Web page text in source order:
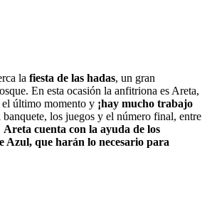
la fiesta de las hadas, un gran
En esta ocasión la anfitriona es Areta,
el último momento y ¡hay mucho trabajo
banquete, los juegos y el número final, entre
Areta cuenta con la ayuda de los
Azul, que harán lo necesario para